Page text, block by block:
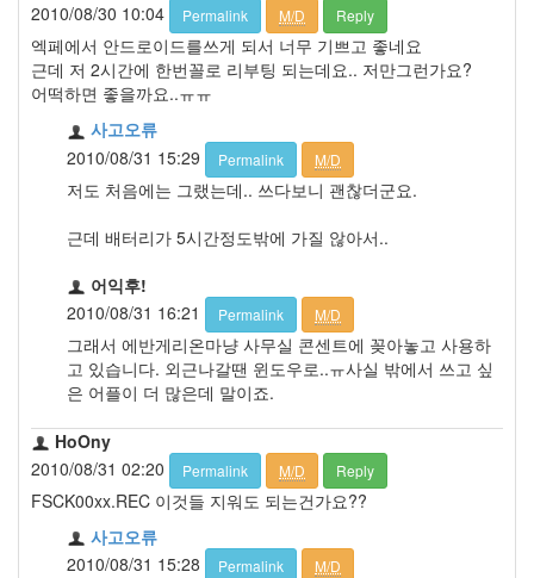
2010/08/30 10:04
Permalink M/D Reply
엑페에서 안드로이드를쓰게 되서 너무 기쁘고 좋네요
근데 저 2시간에 한번꼴로 리부팅 되는데요.. 저만그런가요?
어떡하면 좋을까요..ㅠㅠ
사고오류
2010/08/31 15:29
Permalink M/D
저도 처음에는 그랬는데.. 쓰다보니 괜찮더군요.
근데 배터리가 5시간정도밖에 가질 않아서..
어익후!
2010/08/31 16:21
Permalink M/D
그래서 에반게리온마냥 사무실 콘센트에 꽂아놓고 사용하
고 있습니다. 외근나갈땐 윈도우로..ㅠ사실 밖에서 쓰고 싶
은 어플이 더 많은데 말이죠.
HoOny
2010/08/31 02:20
Permalink M/D Reply
FSCK00xx.REC 이것들 지워도 되는건가요??
사고오류
2010/08/31 15:28
Permalink M/D